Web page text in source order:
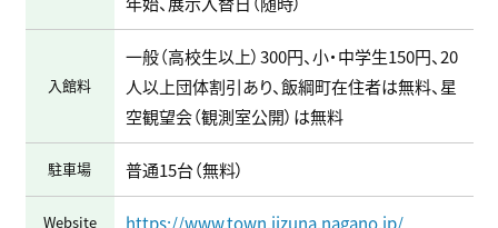
入館料
一般（高校生以上）300円、小・中学生150円、20
人以上団体割引あり、飯綱町在住者は無料、星
空観望会（観測室公開）は無料
駐車場 普通15台（無料）
Website https://www.town.iizuna.nagano.jp/